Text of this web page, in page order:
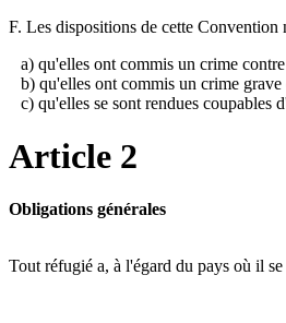
F. Les dispositions de cette Convention
a) qu'elles ont commis un crime
b) qu'elles ont commis un crime
c) qu'elles se sont rendues coupables
Article 2
Obligations générales
Tout réfugié a, à l'égard du pays où il